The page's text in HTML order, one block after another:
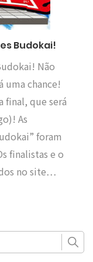
Budokai!
Não
uma chance!
final, que será
As
foram
finalistas e o
no site…